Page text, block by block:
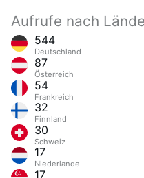
Aufrufe nach
544
Deutschland
87
Österreich
54
Frankreich
32
Finnland
30
Schweiz
17
Niederlande
17